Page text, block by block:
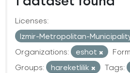
Licenses:
Izmir-Metropolitan-
Organizations:
eshot
Groups:
hareketlilik Tags: